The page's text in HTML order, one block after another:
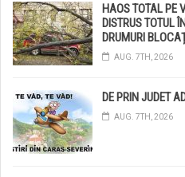
HAOS TOTAL PE
DISTRUS TOTUL
DRUMURI
DISTRUSE DE
AUG. 7TH, 2026
DE PRIN JUDET
AUG. 7TH, 2026